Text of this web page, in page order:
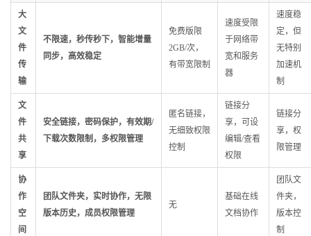
大
文
件
传
输
不限速，秒传秒下，智能增量
同步，高效稳定
免费版限
2GB/次，
有带宽限制
速度受限
于网络带
宽和服务
器
速度稳
定，但
无特别
加速机
制
文
件
共
享
安全链接，密码保护，有效期/
下载次数限制，多权限管理
匿名链接，
无细致权限
控制
链接分
享，可设
编辑/查看
权限
链接分
享，权
限管理
协
作
空
间
团队文件夹，实时协作，无限
版本历史，成员权限管理
无
基础在线
文档协作
团队文
件夹，
版本控
制